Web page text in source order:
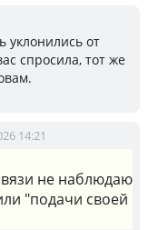
уклонились от
спросила, тот же
14:21
не наблюдаю
"подачи своей